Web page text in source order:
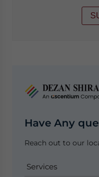
Have Any
Reach out to our